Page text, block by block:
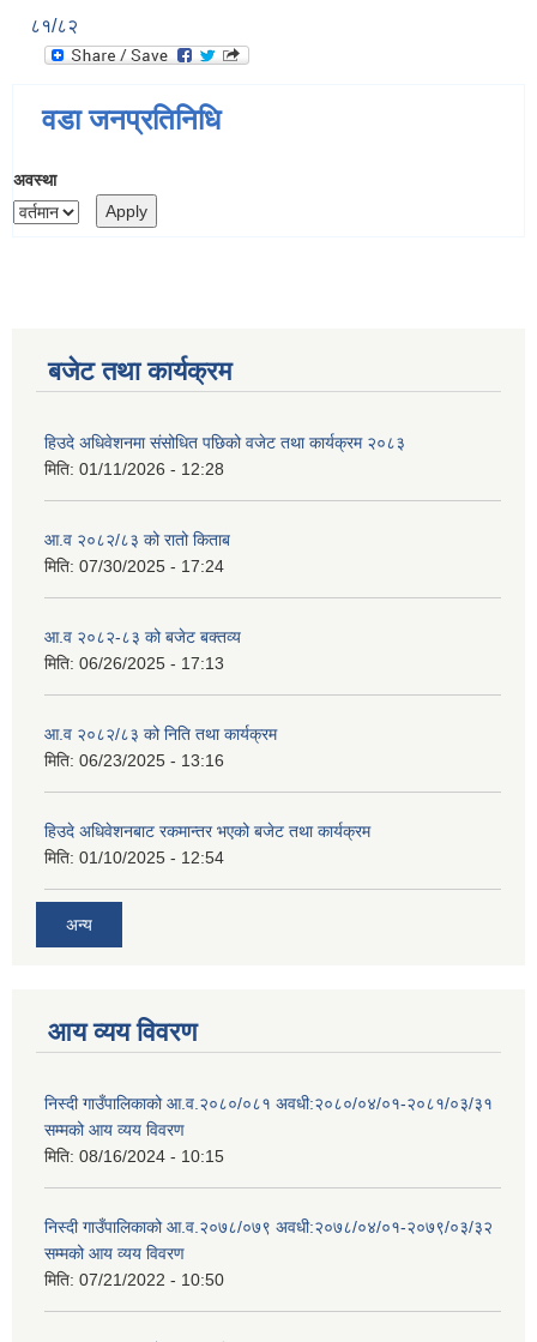
८१/८२
वडा जनप्रतिनिधि
अवस्था
बजेट तथा कार्यक्रम
हिउदे अधिवेशनमा संसोधित पछिको वजेट तथा कार्यक्रम २०८३
मिति: 01/11/2026 - 12:28
आ.व २०८२/८३ को रातो किताब
मिति: 07/30/2025 - 17:24
आ.व २०८२-८३ को बजेट बक्तव्य
मिति: 06/26/2025 - 17:13
आ.व २०८२/८३ को निति तथा कार्यक्रम
मिति: 06/23/2025 - 13:16
हिउदे अधिवेशनबाट रकमान्तर भएको बजेट तथा कार्यक्रम
मिति: 01/10/2025 - 12:54
अन्य
आय व्यय विवरण
निस्दी गाउँपालिकाको आ.व.२०८०/०८१ अवधी:२०८०/०४/०१-२०८१/०३/३१
सम्मको आय व्यय विवरण
मिति: 08/16/2024 - 10:15
निस्दी गाउँपालिकाको आ.व.२०७८/०७९ अवधी:२०७८/०४/०१-२०७९/०३/३२
सम्मको आय व्यय विवरण
मिति: 07/21/2022 - 10:50